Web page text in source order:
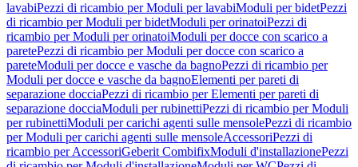
lavabiPezzi di ricambio per Moduli per lavabiModuli per bidetPezzi
di ricambio per Moduli per bidetModuli per orinatoiPezzi di
ricambio per Moduli per orinatoiModuli per docce con scarico a
paretePezzi di ricambio per Moduli per docce con scarico a
pareteModuli per docce e vasche da bagnoPezzi di ricambio per
Moduli per docce e vasche da bagnoElementi per pareti di
separazione docciaPezzi di ricambio per Elementi per pareti di
separazione docciaModuli per rubinettiPezzi di ricambio per Moduli
per rubinettiModuli per carichi agenti sulle mensolePezzi di ricambio
per Moduli per carichi agenti sulle mensoleAccessoriPezzi di
ricambio per AccessoriGeberit CombifixModuli d'installazionePezzi